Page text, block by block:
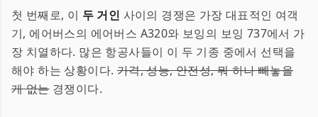
첫 번째로, 이 두 거인 사이의 경쟁은 가장 대표적인 여객
기, 에어버스의 에어버스 A320와 보잉의 보잉 737에서 가
장 치열하다. 많은 항공사들이 이 두 기종 중에서 선택을
해야 하는 상황이다.가격, 성능, 안전성, 뭐 하나 빼놓을
게 없는경쟁이다.